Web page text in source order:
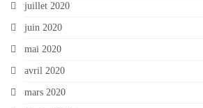
juillet 2020
juin 2020
mai 2020
avril 2020
mars 2020